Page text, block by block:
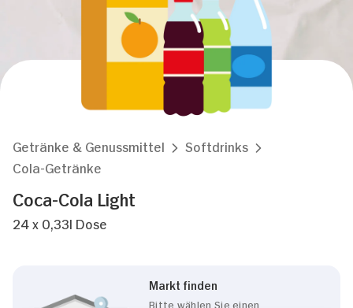
Getränke & Genussmittel
Softdrinks
Cola-Getränke
Coca-Cola Light
24 x 0,33l Dose
Markt finden
Bitte wählen Sie einen